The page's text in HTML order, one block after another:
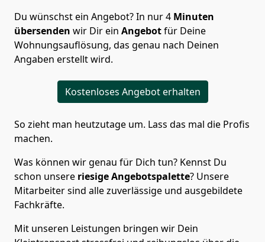
Du wünschst ein Angebot? In nur 4 Minuten
übersenden wir Dir ein Angebotfür Deine
Wohnungsauflösung, das genau nach Deinen
Angaben erstellt wird.
Kostenloses Angebot erhalten
So zieht man heutzutage um. Lass das mal die Profis
machen.
Was können wir genau für Dich tun? Kennst Du
schon unsere riesige Angebotspalette? Unsere
Mitarbeiter sind alle zuverlässige und ausgebildete
Fachkräfte.
Mit unseren Leistungen bringen wir Dein